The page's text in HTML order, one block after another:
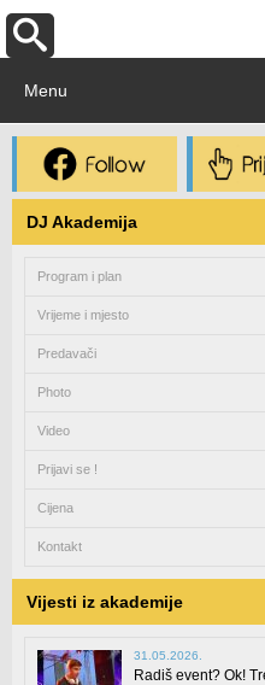
Menu
DJ Akademija
Program i plan
Vrijeme i mjesto
Predavači
Photo
Video
Prijavi se !
Cijena
Kontakt
Vijesti iz akademije
31.05.2026.
Radiš event? Ok!